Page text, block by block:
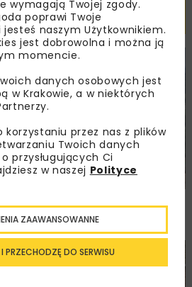
przetarg na odcinek Gdów
Podłęże–Piekiełko
DROGI INWESTYCJE WIADOMOŚCI
wymagają Twojej zgody.
poprawi Twoje
naszym Użytkownikiem.
jest dobrowolna i można ją
momencie.
danych osobowych jest
w Krakowie, a w niektórych
przez nas z plików
Twoich danych
przysługujących Ci
w naszej Polityce
PRZECHODZĘ DO SERWISU
ZAAWANSOWANNE